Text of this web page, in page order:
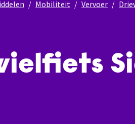
Mobiliteit Vervoer